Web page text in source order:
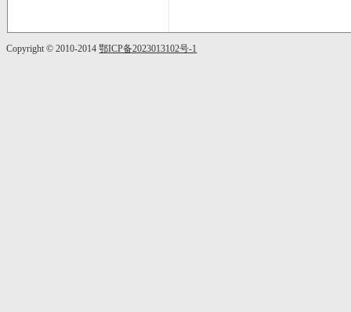
Copyright © 2010-2014鄂ICP备2023013102号-1